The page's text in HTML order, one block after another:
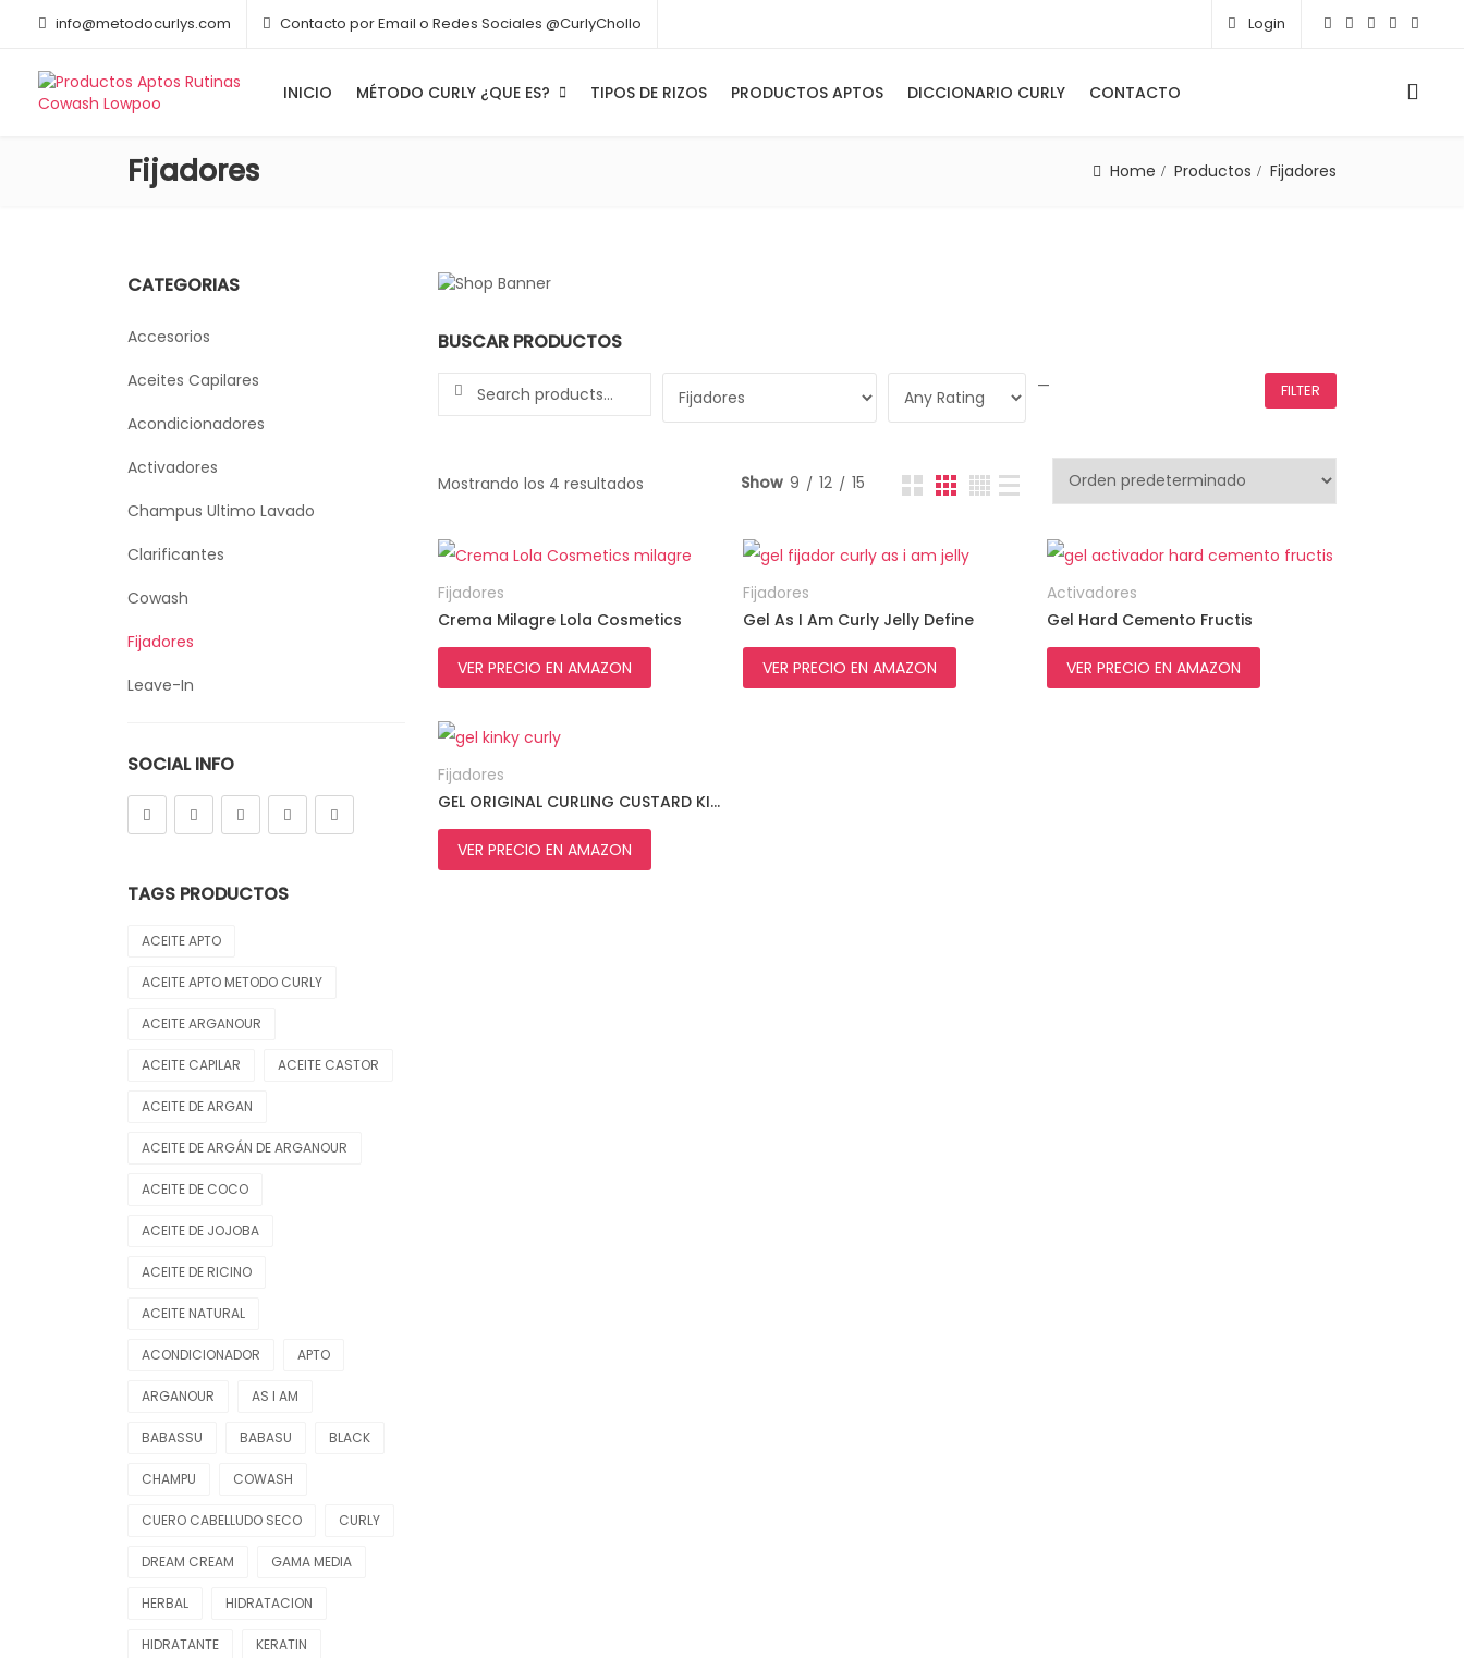
info@metodocurlys.com Contacto por Email o Redes Sociales @CurlyChollo Login
INICIO MÉTODO CURLY ¿QUE ES? TIPOS DE RIZOS PRODUCTOS APTOS DICCIONARIO CURLY CONTACTO
Fijadores Home Productos Fijadores
BUSCAR PRODUCTOS
Search for: — FILTER
Mostrando los 4 resultados Show 9 12 15
AMAZON
Fijadores
Crema Milagre Lola Cosmetics
VER PRECIO EN AMAZON
VER PRECIO EN
AMAZON
Fijadores
Gel As I Am Curly Jelly Define
VER PRECIO EN AMAZON
AMAZON
Activadores
Gel Hard Cemento Fructis
VER PRECIO EN AMAZON
VER PRECIO EN
AMAZON
Fijadores
GEL ORIGINAL CURLING CUSTARD KINKY CURLY
VER PRECIO EN AMAZON
CATEGORIAS
Accesorios
Aceites Capilares
Acondicionadores
Activadores
Champus Ultimo Lavado
Clarificantes
Cowash
Fijadores
Leave-In
Mascarillas
Uncategorized
SOCIAL INFO
TAGS PRODUCTOS
ACEITE APTO
ACEITE APTO METODO CURLY
ACEITE ARGANOUR
ACEITE CAPILAR ACEITE CASTOR
ACEITE DE ARGAN
ACEITE DE ARGÁN DE ARGANOUR
ACEITE DE COCO
ACEITE DE JOJOBA
ACEITE DE RICINO
ACEITE NATURAL
ACONDICIONADOR APTO
ARGANOUR AS I AM
BABASSU BABASU BLACK
CHAMPU COWASH
CUERO CABELLUDO SECO CURLY
DREAM CREAM GAMA MEDIA
HERBAL HIDRATACION
HIDRATANTE KERATIN